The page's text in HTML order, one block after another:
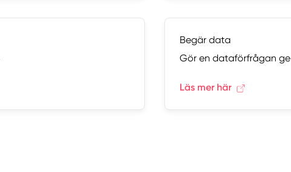
Begär data
Gör en dataförfrågan
Läs mer här